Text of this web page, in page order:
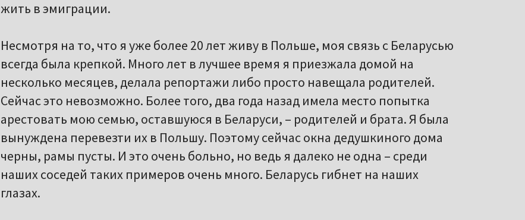
жить в эмиграции.
Несмотря на то, что я уже более 20 лет живу в Польше, моя связь с Беларусью
всегда была крепкой. Много лет в лучшее время я приезжала домой на
несколько месяцев, делала репортажи либо просто навещала родителей.
Сейчас это невозможно. Более того, два года назад имела место попытка
арестовать мою семью, оставшуюся в Беларуси, – родителей и брата. Я была
вынуждена перевезти их в Польшу. Поэтому сейчас окна дедушкиного дома
черны, рамы пусты. И это очень больно, но ведь я далеко не одна – среди
наших соседей таких примеров очень много. Беларусь гибнет на наших
глазах.